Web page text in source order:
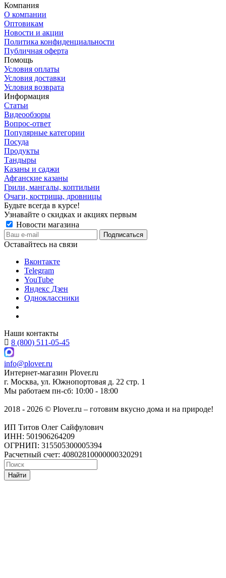
Компания
О компании
Оптовикам
Новости и акции
Политика конфиденциальности
Публичная оферта
Помощь
Условия оплаты
Условия доставки
Условия возврата
Информация
Статьи
Видеообзоры
Вопрос-ответ
Популярные категории
Посуда
Продукты
Тандыры
Казаны и саджи
Афганские казаны
Грили, мангалы, коптильни
Очаги, кострища, дровницы
Будьте всегда в курсе!
Узнавайте о скидках и акциях первым
Новости магазина
Оставайтесь на связи
Вконтакте
Telegram
YouTube
Яндекс Дзен
Одноклассники
Наши контакты
8 (800) 511-05-45
info@plover.ru
Интернет-магазин Plover.ru
г. Москва, ул. Южнопортовая д. 22 стр. 1
Мы работаем пн-сб: 10:00 - 18:00
2018 - 2026 © Plover.ru – готовим вкусно дома и на природе!
ИП Титов Олег Сайфулович
ИНН: 501906264209
ОГРНИП: 315505300005394
Расчетный счет: 40802810000000320291
Найти